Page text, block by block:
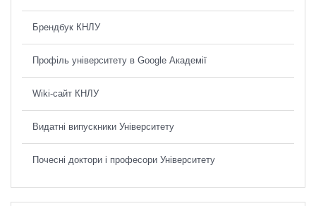
Брендбук КНЛУ
Профіль університету в Google Академії
Wiki-сайт КНЛУ
Видатні випускники Університету
Почесні доктори і професори Університету